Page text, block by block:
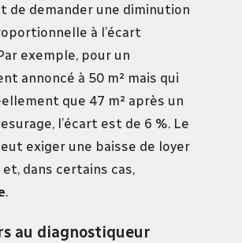
de demander une diminution
à l’écart
exemple, pour un
annoncé à 50 m² mais qui
que 47 m² après un
l’écart est de 6 %. Le
exiger une baisse de loyer
dans certains cas,
.
au diagnostiqueur